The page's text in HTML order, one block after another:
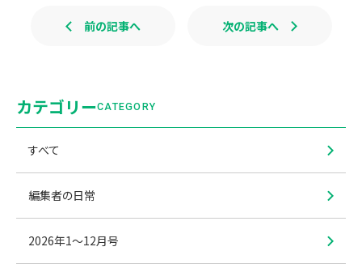
前の記事へ 次の記事へ
カテゴリーCATEGORY
すべて
編集者の日常
2026年1〜12月号